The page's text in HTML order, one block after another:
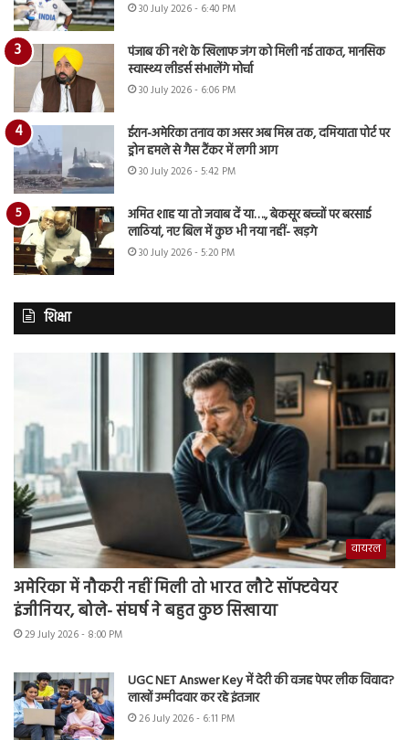
30 July 2026 - 6:40 PM
पंजाब की नशे के खिलाफ जंग को मिली नई ताकत, मानसिक
स्वास्थ्य लीडर्स संभालेंगे मोर्चा
30 July 2026 - 6:06 PM
ईरान-अमेरिका तनाव का असर अब मिस्र तक, दमियाता पोर्ट पर
ड्रोन हमले से गैस टैंकर में लगी आग
30 July 2026 - 5:42 PM
अमित शाह या तो जवाब दें या…., बेकसूर बच्चों पर बरसाई
लाठियां, नए बिल में कुछ भी नया नहीं- खड़गे
30 July 2026 - 5:20 PM
शिक्षा
वायरल
अमेरिका में नौकरी नहीं मिली तो भारत लौटे सॉफ्टवेयर
इंजीनियर, बोले- संघर्ष ने बहुत कुछ सिखाया
29 July 2026 - 8:00 PM
UGC NET Answer Key में देरी की वजह पेपर लीक विवाद?
लाखों उम्मीदवार कर रहे इंतजार
26 July 2026 - 6:11 PM